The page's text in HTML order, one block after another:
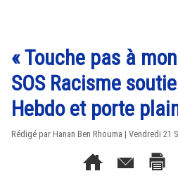
« Touche pas à
SOS Racisme
Hebdo et porte
Rédigé par Hanan Ben Rhouma | Vendredi 21